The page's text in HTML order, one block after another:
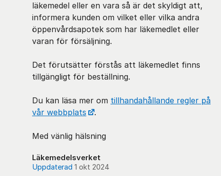
läkemedel eller en vara så är det skyldigt att,
informera kunden om vilket eller vilka andra
öppenvårdsapotek som har läkemedlet eller
varan för försäljning.
Det förutsätter förstås att läkemedlet finns
tillgängligt för beställning.
Du kan läsa mer om tillhandahållande regler på
vår webbplats
.
Med vänlig hälsning
Läkemedelsverket
Uppdaterad 1 okt 2024